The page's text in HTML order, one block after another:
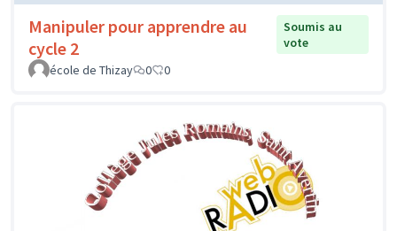
Manipuler pour apprendre au
cycle 2
Soumis au
vote
école de Thizay
0 0